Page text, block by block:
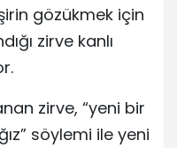
gözükmek için
zirve kanlı
zirve, “yeni bir
söylemi ile yeni